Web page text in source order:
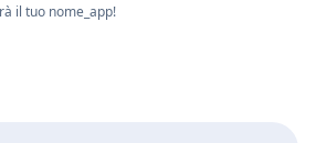
il tuo nome_app!